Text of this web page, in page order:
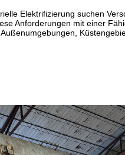
Elektrifizierung suchen
Anforderungen mit einer